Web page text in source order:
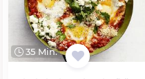
35 Min.